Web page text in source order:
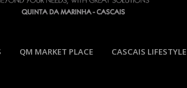
QM MARKET PLACE CASCAIS LIFESTYLE